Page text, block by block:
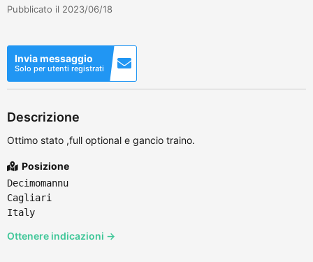
Pubblicato il 2023/06/18
Invia messaggio
Solo per utenti registrati
Descrizione
Ottimo stato ,full optional e gancio traino.
Posizione
Decimomannu
Cagliari
Italy
Ottenere indicazioni →